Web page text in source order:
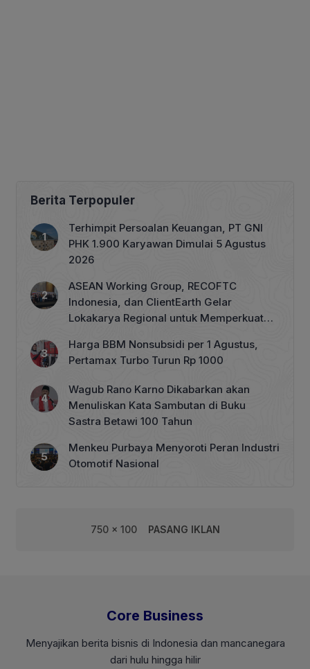
Berita Terpopuler
Terhimpit Persoalan Keuangan, PT GNI
PHK 1.900 Karyawan Dimulai 5 Agustus
2026
ASEAN Working Group, RECOFTC
Indonesia, dan ClientEarth Gelar
Lokakarya Regional untuk Memperkuat
Harga BBM Nonsubsidi per 1 Agustus,
Pertamax Turbo Turun Rp 1000
Wagub Rano Karno Dikabarkan akan
Menuliskan Kata Sambutan di Buku
Sastra Betawi 100 Tahun
Menkeu Purbaya Menyoroti Peran Industri
Otomotif Nasional
750 x 100 PASANG IKLAN
Core Business
Menyajikan berita bisnis di Indonesia dan mancanegara
dari hulu hingga hilir